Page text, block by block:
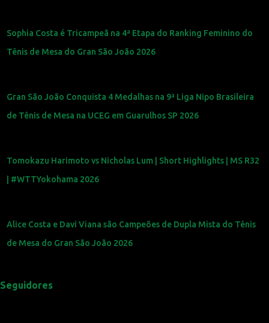
Sophia Costa é Tricampeã na 4ª Etapa do Ranking Feminino do
Tênis de Mesa do Gran São João 2026
Gran São João Conquista 4 Medalhas na 9ª Liga Nipo Brasileira
de Tênis de Mesa na UCEG em Guarulhos SP 2026
Tomokazu Harimoto vs Nicholas Lum | Short Highlights | MS R32
| #WTTYokohama 2026
Alice Costa e Davi Viana são Campeões de Dupla Mista do Tênis
de Mesa do Gran São João 2026
Seguidores